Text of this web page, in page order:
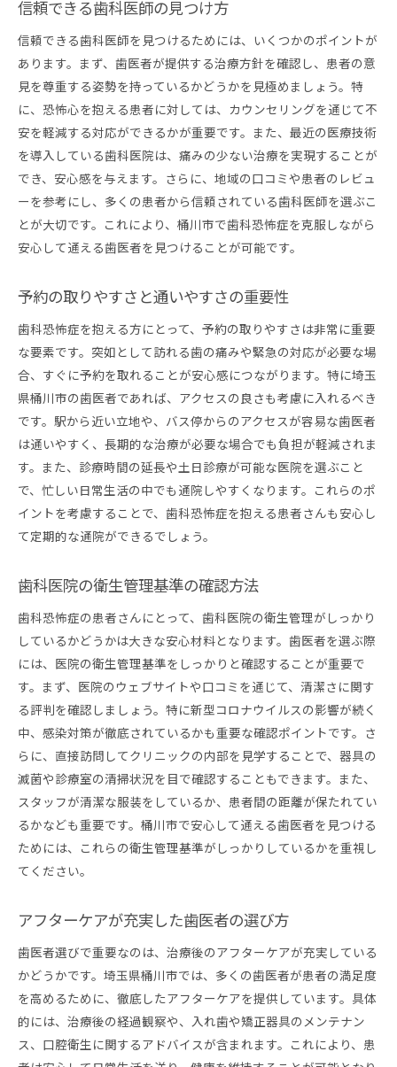
信頼できる歯科医師の見つけ方
信頼できる歯科医師を見つけるためには、いくつかのポイントが
あります。まず、歯医者が提供する治療方針を確認し、患者の意
見を尊重する姿勢を持っているかどうかを見極めましょう。特
に、恐怖心を抱える患者に対しては、カウンセリングを通じて不
安を軽減する対応ができるかが重要です。また、最近の医療技術
を導入している歯科医院は、痛みの少ない治療を実現することが
でき、安心感を与えます。さらに、地域の口コミや患者のレビュ
ーを参考にし、多くの患者から信頼されている歯科医師を選ぶこ
とが大切です。これにより、桶川市で歯科恐怖症を克服しながら
安心して通える歯医者を見つけることが可能です。
予約の取りやすさと通いやすさの重要性
歯科恐怖症を抱える方にとって、予約の取りやすさは非常に重要
な要素です。突如として訪れる歯の痛みや緊急の対応が必要な場
合、すぐに予約を取れることが安心感につながります。特に埼玉
県桶川市の歯医者であれば、アクセスの良さも考慮に入れるべき
です。駅から近い立地や、バス停からのアクセスが容易な歯医者
は通いやすく、長期的な治療が必要な場合でも負担が軽減されま
す。また、診療時間の延長や土日診療が可能な医院を選ぶこと
で、忙しい日常生活の中でも通院しやすくなります。これらのポ
イントを考慮することで、歯科恐怖症を抱える患者さんも安心し
て定期的な通院ができるでしょう。
歯科医院の衛生管理基準の確認方法
歯科恐怖症の患者さんにとって、歯科医院の衛生管理がしっかり
しているかどうかは大きな安心材料となります。歯医者を選ぶ際
には、医院の衛生管理基準をしっかりと確認することが重要で
す。まず、医院のウェブサイトや口コミを通じて、清潔さに関す
る評判を確認しましょう。特に新型コロナウイルスの影響が続く
中、感染対策が徹底されているかも重要な確認ポイントです。さ
らに、直接訪問してクリニックの内部を見学することで、器具の
滅菌や診療室の清掃状況を目で確認することもできます。また、
スタッフが清潔な服装をしているか、患者間の距離が保たれてい
るかなども重要です。桶川市で安心して通える歯医者を見つける
ためには、これらの衛生管理基準がしっかりしているかを重視し
てください。
アフターケアが充実した歯医者の選び方
歯医者選びで重要なのは、治療後のアフターケアが充実している
かどうかです。埼玉県桶川市では、多くの歯医者が患者の満足度
を高めるために、徹底したアフターケアを提供しています。具体
的には、治療後の経過観察や、入れ歯や矯正器具のメンテナン
ス、口腔衛生に関するアドバイスが含まれます。これにより、患